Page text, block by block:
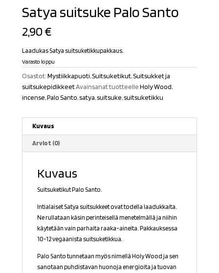
Satya suitsuke Palo Santo
2,90€
Laadukas Satya suitsuketikkupakkaus.
Varasto loppu
Osastot:Mystiikkapuoti,Suitsuketikut,Suitsukket ja
suitsukepidikkeetAvainsanat tuotteelleHoly Wood,
incense,Palo Santo,satya,suitsuke,suitsuketikku
Kuvaus
Arviot (0)
Kuvaus
Suitsuketikut Palo Santo.
Intialaiset Satya suitsukkeet ovat todella laadukkaita.
Ne rullataan käsin perinteisellä menetelmällä ja niihin
käytetään vain parhaita raaka-aineita. Pakkauksessa
10-12 vegaanista suitsuketikkua.
Palo Santo tunnetaan myös nimellä Holy Wood ja sen
sanotaan puhdistavan huonoja energioita ja tuovan